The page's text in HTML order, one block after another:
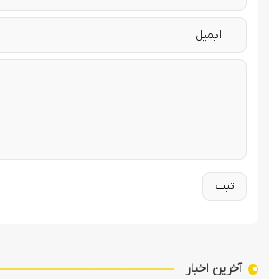
آخرین اخبار